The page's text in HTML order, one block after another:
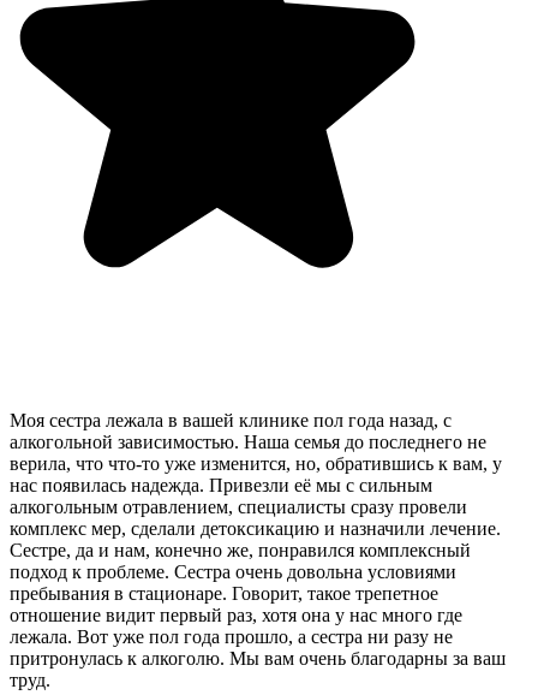
Моя сестра лежала в вашей клинике пол года назад, с
алкогольной зависимостью. Наша семья до последнего не
верила, что что-то уже изменится, но, обратившись к вам, у
нас появилась надежда. Привезли её мы с сильным
алкогольным отравлением, специалисты сразу провели
комплекс мер, сделали детоксикацию и назначили лечение.
Сестре, да и нам, конечно же, понравился комплексный
подход к проблеме. Сестра очень довольна условиями
пребывания в стационаре. Говорит, такое трепетное
отношение видит первый раз, хотя она у нас много где
лежала. Вот уже пол года прошло, а сестра ни разу не
притронулась к алкоголю. Мы вам очень благодарны за ваш
труд.